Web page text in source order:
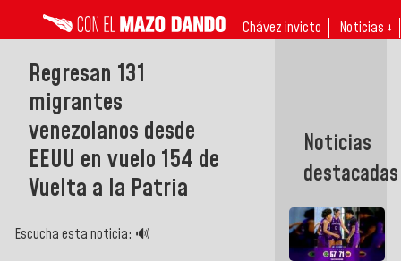
Chávez invicto Noticias ↓
Regresan 131
migrantes
venezolanos desde
EEUU en vuelo 154 de
Vuelta a la Patria
Escucha esta noticia: 🔊
Noticias
destacadas